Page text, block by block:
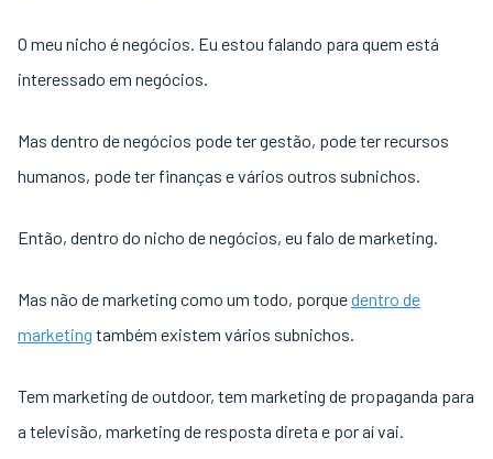
O meu nicho é negócios. Eu estou falando para quem está
interessado em negócios.
Mas dentro de negócios pode ter gestão, pode ter recursos
humanos, pode ter finanças e vários outros subnichos.
Então, dentro do nicho de negócios, eu falo de marketing.
Mas não de marketing como um todo, porquedentro de
marketing também existem vários subnichos.
Tem marketing de outdoor, tem marketing de propaganda para
a televisão, marketing de resposta direta e por aí vai.